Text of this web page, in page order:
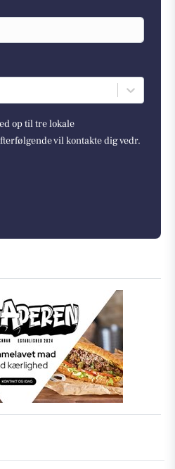
op til tre lokale
vil kontakte dig vedr.